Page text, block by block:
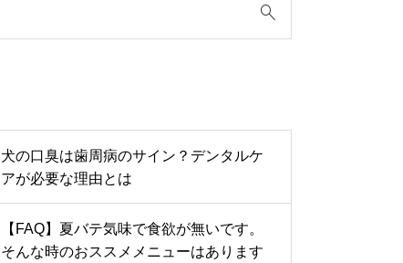
犬の口臭は歯周病のサイン？デンタルケ
アが必要な理由とは
【FAQ】夏バテ気味で食欲が無いです。
そんな時のおススメメニューはあります